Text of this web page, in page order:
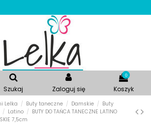
Szukaj Zaloguj się
0
Koszyk
Lelka Buty taneczne Damskie
Buty
Latino
BUTY DO TAŃCA TANECZNE LATINO
7,5cm